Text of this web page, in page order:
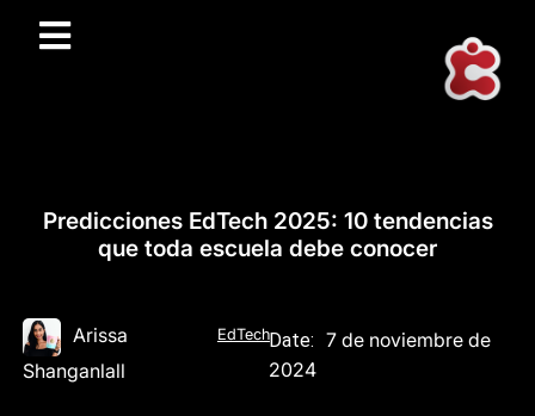
Predicciones EdTech 2025: 10 tendencias
que toda escuela debe conocer
Arissa
Shanganlall
EdTechDate: 7 de noviembre de
2024